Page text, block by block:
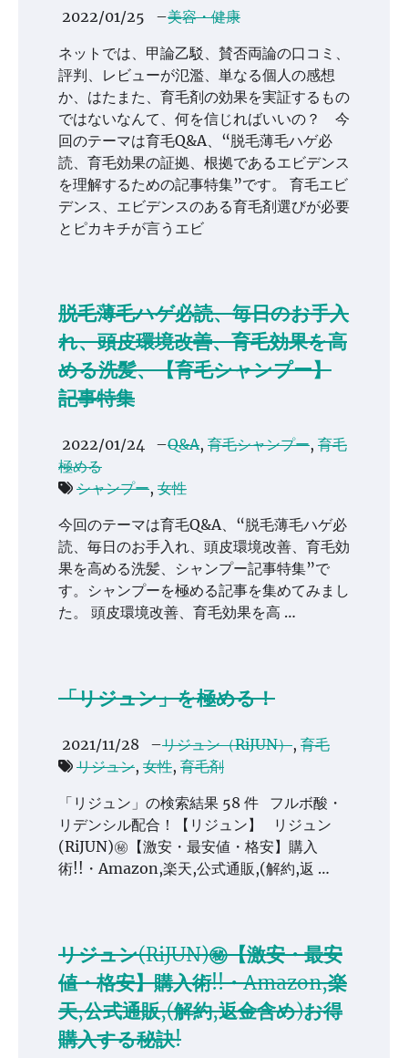
2022/01/25 –美容・健康
ネットでは、甲論乙駁、賛否両論の口コミ、
評判、レビューが氾濫、単なる個人の感想
か、はたまた、育毛剤の効果を実証するもの
ではないなんて、何を信じればいいの？ 今
回のテーマは育毛Q&A、“脱毛薄毛ハゲ必
読、育毛効果の証拠、根拠であるエビデンス
を理解するための記事特集”です。 育毛エビ
デンス、エビデンスのある育毛剤選びが必要
とピカキチが言うエビ
脱毛薄毛ハゲ必読、毎日のお手入
れ、頭皮環境改善、育毛効果を高
める洗髪、【育毛シャンプー】
記事特集
2022/01/24 –Q&A, 育毛シャンプー, 育毛
極める
シャンプー, 女性
今回のテーマは育毛Q&A、“脱毛薄毛ハゲ必
読、毎日のお手入れ、頭皮環境改善、育毛効
果を高める洗髪、シャンプー記事特集”で
す。シャンプーを極める記事を集めてみまし
た。 頭皮環境改善、育毛効果を高 …
「リジュン」を極める！
2021/11/28 –リジュン（RiJUN）, 育毛
リジュン, 女性, 育毛剤
「リジュン」の検索結果 58 件 フルボ酸・
リデンシル配合！【リジュン】 リジュン
(RiJUN)㊙【激安・最安値・格安】購入
術!!・Amazon,楽天,公式通販,(解約,返 …
リジュン(RiJUN)㊙【激安・最安
値・格安】購入術!!・Amazon,楽
天,公式通販,(解約,返金含め)お得
購入する秘訣!